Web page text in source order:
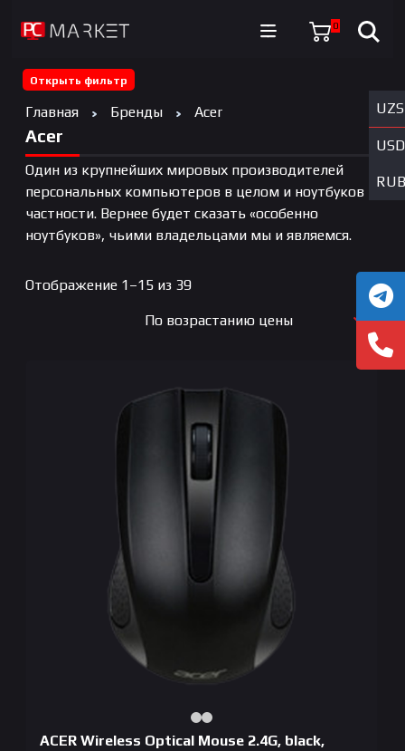
0
UZS
USD
RUB
Открыть фильтр
Главная Бренды Acer
Acer
Один из крупнейших мировых производителей
персональных компьютеров в целом и ноутбуков в
частности. Вернее будет сказать «особенно
ноутбуков», чьими владельцами мы и являемся.
Отображение 1–15 из 39Цены:
возрастанию
По возрастанию цены
По возрастанию цены
По убыванию цены
ACER Wireless Optical Mouse 2.4G, black,